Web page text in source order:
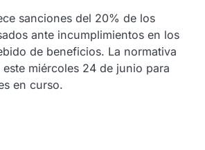
sanciones del 20% de los
ante incumplimientos en los
de beneficios. La normativa
miércoles 24 de junio para
en curso.